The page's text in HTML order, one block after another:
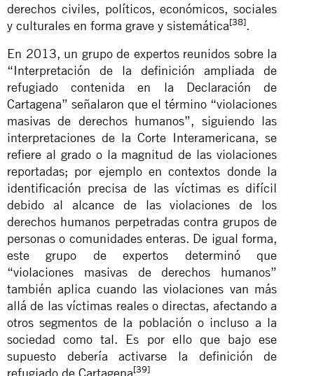
derechos civiles, políticos, económicos, sociales
y culturales en forma grave y sistemática[38].
En 2013, un grupo de expertos reunidos sobre la
“Interpretación de la definición ampliada de
refugiado contenida en la Declaración de
Cartagena” señalaron que el término “violaciones
masivas de derechos humanos”, siguiendo las
interpretaciones de la Corte Interamericana, se
refiere al grado o la magnitud de las violaciones
reportadas; por ejemplo en contextos donde la
identificación precisa de las víctimas es difícil
debido al alcance de las violaciones de los
derechos humanos perpetradas contra grupos de
personas o comunidades enteras. De igual forma,
este grupo de expertos determinó que
“violaciones masivas de derechos humanos”
también aplica cuando las violaciones van más
allá de las víctimas reales o directas, afectando a
otros segmentos de la población o incluso a la
sociedad como tal. Es por ello que bajo ese
supuesto debería activarse la definición de
refugiado de Cartagena[39]